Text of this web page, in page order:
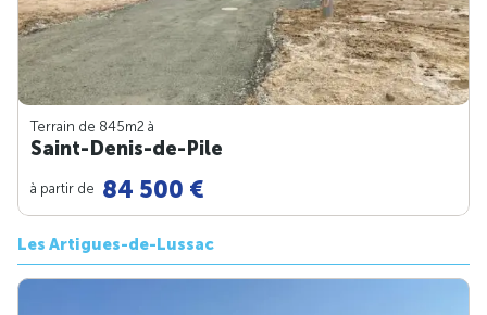
Terrain de 845m2 à
Saint-Denis-de-Pile
à partir de 84 500 €
Les Artigues-de-Lussac